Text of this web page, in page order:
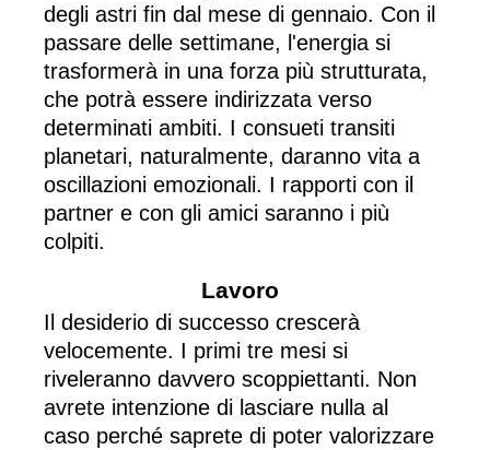
degli astri fin dal mese di gennaio. Con il
passare delle settimane, l'energia si
trasformerà in una forza più strutturata,
che potrà essere indirizzata verso
determinati ambiti. I consueti transiti
planetari, naturalmente, daranno vita a
oscillazioni emozionali. I rapporti con il
partner e con gli amici saranno i più
colpiti.
Lavoro
Il desiderio di successo crescerà
velocemente. I primi tre mesi si
riveleranno davvero scoppiettanti. Non
avrete intenzione di lasciare nulla al
caso perché saprete di poter valorizzare